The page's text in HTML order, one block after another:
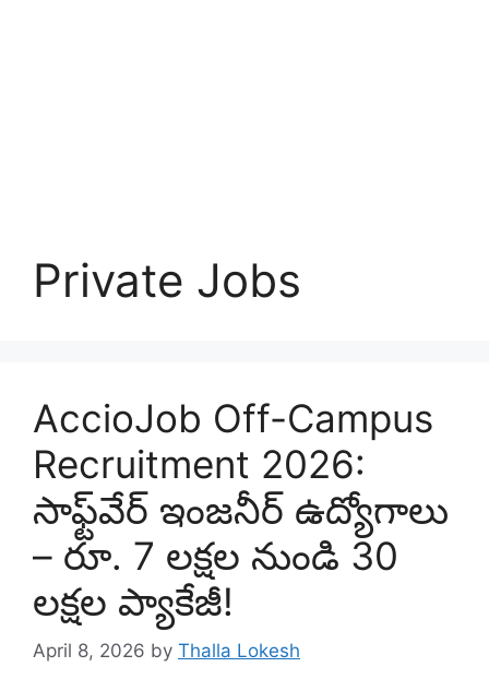
Private Jobs
AccioJob Off-Campus
Recruitment 2026:
సాఫ్ట్‌వేర్ ఇంజనీర్ ఉద్యోగాలు
– రూ. 7 లక్షల నుండి 30
లక్షల ప్యాకేజీ!
April 8, 2026 by Thalla Lokesh